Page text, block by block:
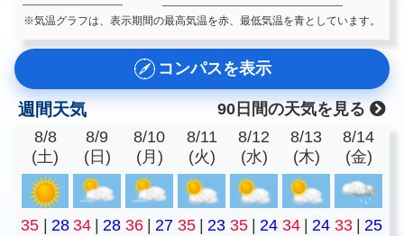
※気温グラフは、表示期間の最高気温を赤、最低気温を青としています。
コンパスを表示
週間天気
90日間の天気を見る
8/8
(土)
8/9
(日)
8/10
(月)
8/11
(火)
8/12
(水)
8/13
(木)
8/14
(金)
35 28 34 28 36 27 35 23 35 24 34 24 33
25